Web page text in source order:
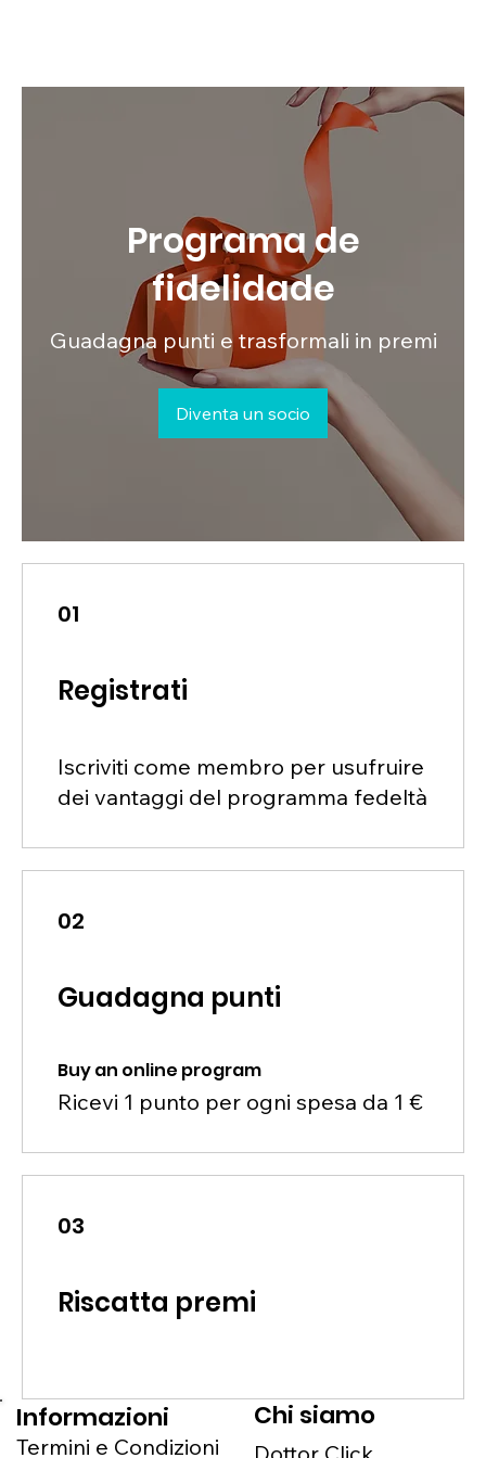
Programa de
fidelidade
Guadagna punti e trasformali in premi
Diventa un socio
01
Registrati
Iscriviti come membro per usufruire
dei vantaggi del programma fedeltà
02
Guadagna punti
Buy an online program
Ricevi 1 punto per ogni spesa da 1 €
03
Riscatta premi
Informazioni
Termini e Condizioni
Chi siamo